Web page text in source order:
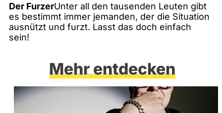
Der FurzerUnter all den tausenden Leuten gibt
es bestimmt immer jemanden, der die Situation
ausnützt und furzt. Lasst das doch einfach
sein!
Mehr entdecken